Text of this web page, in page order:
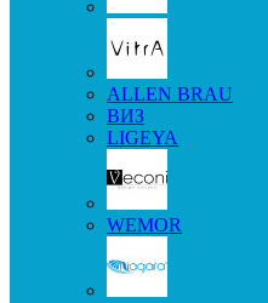
ALLEN BRAU
ВИЗ
LIGEYA
WEMOR